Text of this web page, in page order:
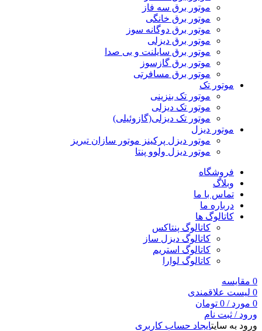
موتور برق سه فاز
موتور برق خانگی
موتور برق دوگانه سوز
موتور برق دیزلی
موتور برق سایلنت و بی صدا
موتور برق گازسوز
موتور برق مسافرتی
موتور تک
موتور تک بنزینی
موتور تک دیزلی
موتور تک دیزلی(گازوئیلی)
موتور دیزل
موتور دیزل پرکینز موتور سازان تبریز
موتور دیزل ولوو پنتا
فروشگاه
وبلاگ
تماس با ما
درباره ما
کاتالوگ ها
کاتالوگ پنتاکس
کاتالوگ دیزل ساز
کاتالوگ استریم
کاتالوگ لوارا
0 مقایسه
0 لیست علاقمندی
0 مورد /
0 تومان
ورود / ثبت نام
ورود به سایتایجاد حساب کاربری